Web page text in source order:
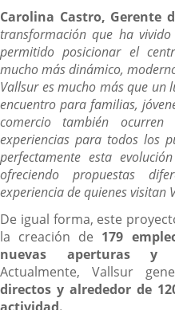
Carolina Castro, Gerente
transformación que ha
permitido posicionar el
mucho más dinámico,
Vallsur es mucho más que un
encuentro para familias,
comercio también
experiencias para todos los
perfectamente esta
ofreciendo propuestas
experiencia de quienes visitan
De igual forma, este
la creación de 179
nuevas aperturas y
Actualmente, Vallsur
directos y alrededor de